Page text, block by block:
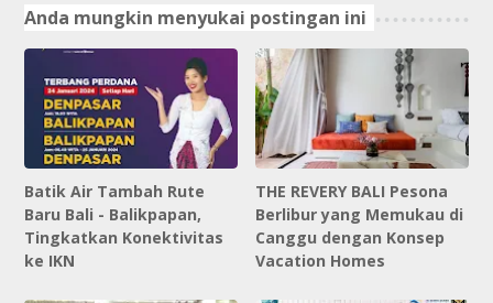
Anda mungkin menyukai postingan ini
Batik Air Tambah Rute
Baru Bali - Balikpapan,
Tingkatkan Konektivitas
ke IKN
THE REVERY BALI Pesona
Berlibur yang Memukau di
Canggu dengan Konsep
Vacation Homes